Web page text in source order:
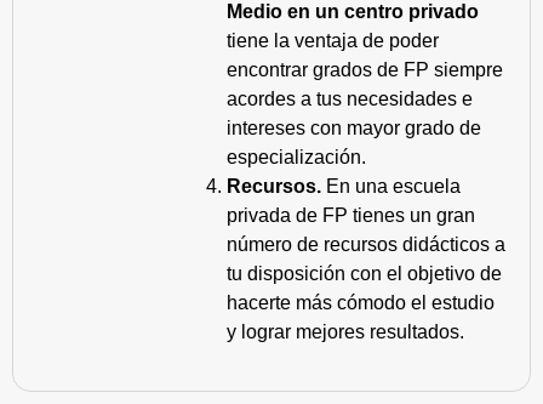
Medio en un centro privado
tiene la ventaja de poder
encontrar grados de FP siempre
acordes a tus necesidades e
intereses con mayor grado de
especialización.
Recursos. En una escuela
privada de FP tienes un gran
número de recursos didácticos a
tu disposición con el objetivo de
hacerte más cómodo el estudio
y lograr mejores resultados.